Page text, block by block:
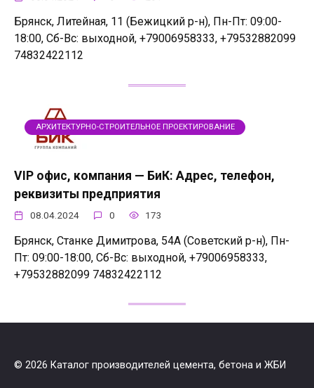
Брянск, Литейная, 11 (Бежицкий р-н), Пн-Пт: 09:00-
18:00, Сб-Вс: выходной, +79006958333, +79532882099
74832422112
АРХИТЕКТУРНО-СТРОИТЕЛЬНОЕ ПРОЕКТИРОВАНИЕ
VIP офис, компания — БиК: Адрес, телефон,
реквизиты предприятия
08.04.2024 0 173
Брянск, Станке Димитрова, 54А (Советский р-н), Пн-
Пт: 09:00-18:00, Сб-Вс: выходной, +79006958333,
+79532882099 74832422112
© 2026 Каталог производителей цемента, бетона и ЖБИ